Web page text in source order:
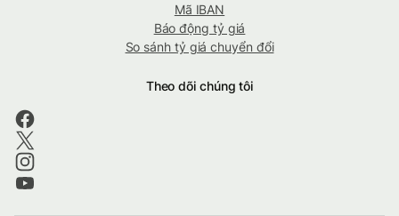
Mã IBAN
Báo động tỷ giá
So sánh tỷ giá chuyển đổi
Theo dõi chúng tôi